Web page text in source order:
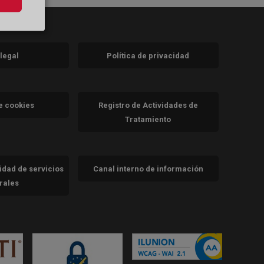
Política de privacidad
cookies
Registro de Actividades de
Tratamiento
de servicios
Canal interno de información